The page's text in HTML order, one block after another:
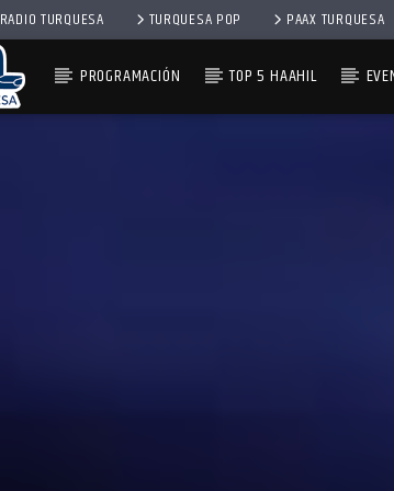
RADIO TURQUESA TURQUESA POP PAAX TURQUESA
PROGRAMACIÓN TOP 5 HAAHIL